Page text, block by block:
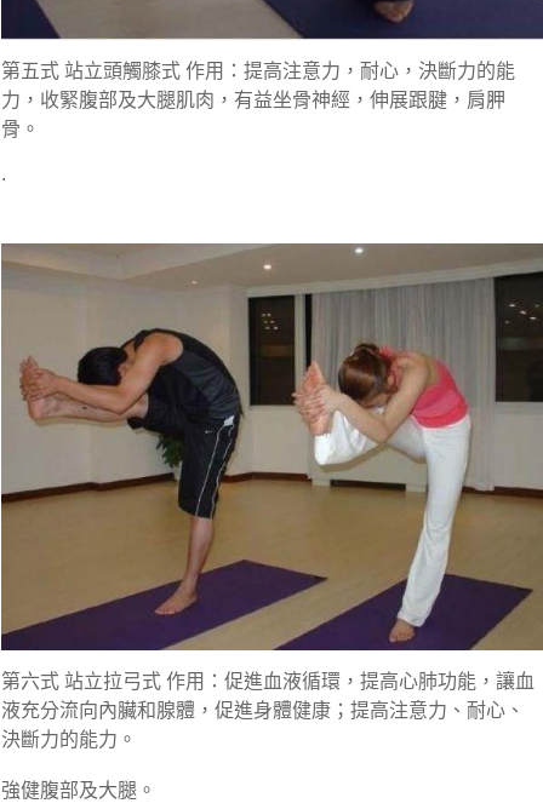
第五式 站立頭觸膝式 作用：提高注意力，耐心，決斷力的能
力，收緊腹部及大腿肌肉，有益坐骨神經，伸展跟腱，肩胛
骨。
.
第六式 站立拉弓式 作用：促進血液循環，提高心肺功能，讓血
液充分流向內臟和腺體，促進身體健康；提高注意力、耐心、
決斷力的能力。
強健腹部及大腿。